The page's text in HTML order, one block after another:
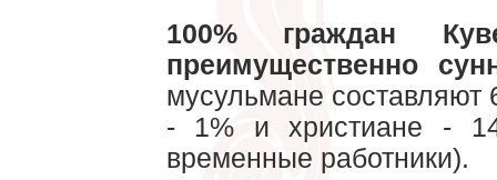
100% граждан
преимущественно
мусульмане составляют
- 1% и христиане -
временные работники).